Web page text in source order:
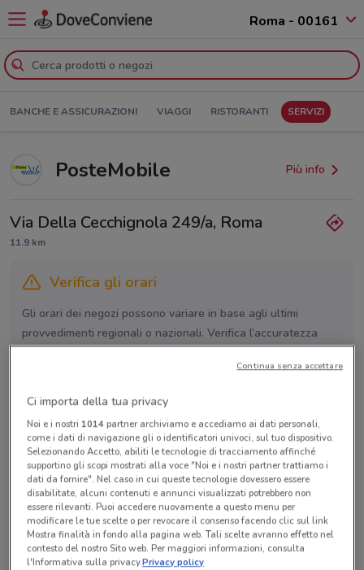
Roma - 00161
BANCHE E ASSICURAZIONI VIAGGI RISTORANTI SERVIZI
PosteMobile Più info
Via Della Cecchignola 249/a, Roma
11.9 km
Verifica gli orari
Gli orari dei negozi possono variare in base agli ultimi
provvedimenti regionali o nazionali. Verifica l’accuratezza
chiamando il negozio.
Lunedì n.d.
Martedì n.d.
Mercoledì n.d.
Giovedì n.d.
Venerdì n.d.
Sabato n.d.
Domenica n.d.
065021265
TABACCHERIA n. 2282
Tutte le promozioni di questo negozio
Ci importa della tua privacy
Noi e i nostri 1014partner archiviamo e accediamo ai dati personali,
come i dati di navigazione gli o identificatori univoci, sul tuo dispositivo.
Selezionando Accetto, abiliti le tecnologie di tracciamento affinché
supportino gli scopi mostrati alla voce "Noi e i nostri partner trattiamo i
dati da fornire". Nel caso in cui queste tecnologie dovessero essere
disabilitate, alcuni contenuti e annunci visualizzati potrebbero non
essere rilevanti. Puoi accedere nuovamente a questo menu per
modificare le tue scelte o per revocare il consenso facendo clic sul link
Mostra finalità in fondo alla pagina web. Tali scelte avranno effetto nel
contesto del nostro Sito web. Per maggiori informazioni, consulta
l'Informativa sulla privacy.Privacy policy
Continua senza accettare